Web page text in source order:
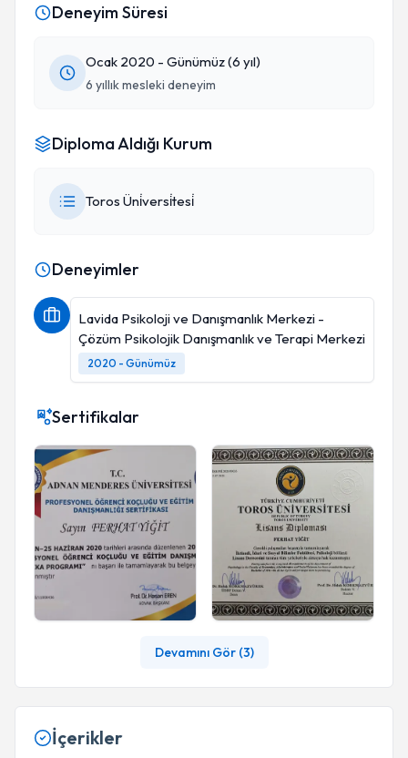
Deneyim Süresi
Ocak 2020 - Günümüz (6 yıl)
6 yıllık mesleki deneyim
Diploma Aldığı Kurum
Toros Üni̇versi̇tesi̇
Deneyimler
Lavida Psikoloji ve Danışmanlık Merkezi -
Çözüm Psikolojik Danışmanlık ve Terapi Merkezi
2020 - Günümüz
Sertifikalar
Devamını Gör (3)
İçerikler